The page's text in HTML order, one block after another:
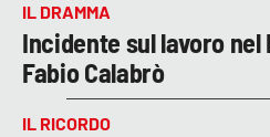
IL DRAMMA
Incidente sul lavoro nel
Fabio Calabrò
IL RICORDO